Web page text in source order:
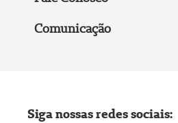
Comunicação
Siga nossas redes sociais: